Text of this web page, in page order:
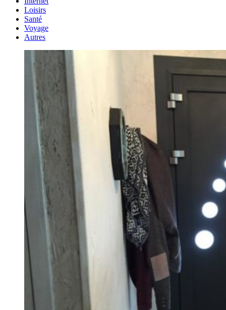
Loisirs
Santé
Voyage
Autres